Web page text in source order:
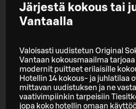
Järjestä kokous tai
Vantaalla
Valoisasti uudistetun Original
Vantaan kokousmaailma
modernit puitteet erilaisille
Hotellin 14 kokous- ja juhlatilaa
mittavan uudistuksen ja ne
vaativimpiinkin tarpeisiin
jopa koko hotellin omaan